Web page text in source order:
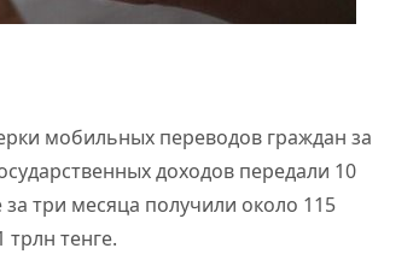
мобильных переводов граждан за
доходов передали 10
три месяца получили около 115
тенге.